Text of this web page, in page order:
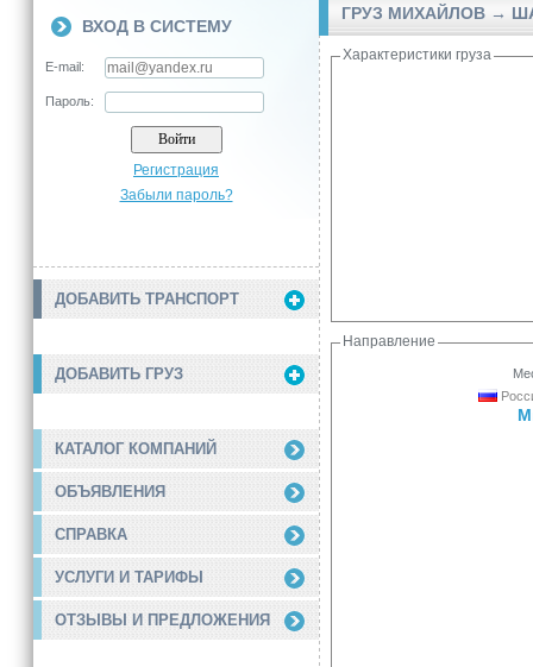
ВХОД В СИСТЕМУ
E-mail:
Пароль:
Регистрация
Забыли пароль?
ДОБАВИТЬ ТРАНСПОРТ
ДОБАВИТЬ ГРУЗ
КАТАЛОГ КОМПАНИЙ
ОБЪЯВЛЕНИЯ
СПРАВКА
УСЛУГИ И ТАРИФЫ
ОТЗЫВЫ И ПРЕДЛОЖЕНИЯ
ГРУЗ МИХАЙЛОВ →
Характеристики груза
Направление